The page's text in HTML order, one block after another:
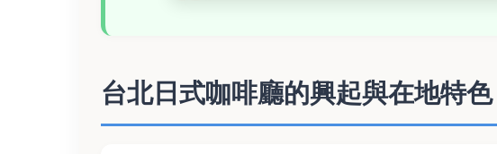
台北日式咖啡廳的興起與在地特色